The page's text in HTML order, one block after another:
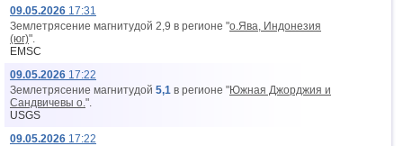
09.05.2026 17:31
Землетрясение магнитудой 2,9 в регионе "о.Ява, Индонезия
(юг)".
EMSC
09.05.2026 17:22
Землетрясение магнитудой 5,1 в регионе "Южная Джорджия и
Сандвичевы о.".
USGS
09.05.2026 17:22